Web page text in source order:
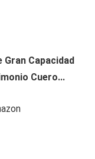
Gran Capacidad
Cuero...